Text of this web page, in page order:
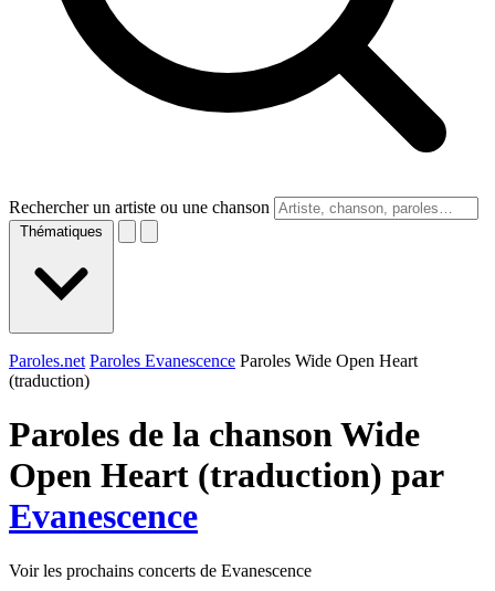
Rechercher un artiste ou une chanson
Thématiques
Paroles.net Paroles Evanescence Paroles Wide Open Heart
(traduction)
Paroles de la chanson Wide
Open Heart (traduction) par
Evanescence
Voir les prochains concerts de Evanescence